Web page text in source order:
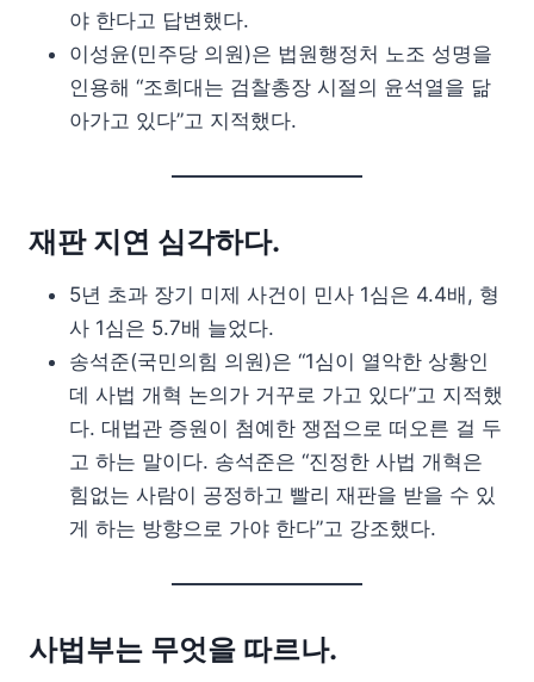
야 한다고 답변했다.
이성윤(민주당 의원)은 법원행정처 노조 성명을
인용해 “조희대는 검찰총장 시절의 윤석열을 닮
아가고 있다”고 지적했다.
재판 지연 심각하다.
5년 초과 장기 미제 사건이 민사 1심은 4.4배, 형
사 1심은 5.7배 늘었다.
송석준(국민의힘 의원)은 “1심이 열악한 상황인
데 사법 개혁 논의가 거꾸로 가고 있다”고 지적했
다. 대법관 증원이 첨예한 쟁점으로 떠오른 걸 두
고 하는 말이다. 송석준은 “진정한 사법 개혁은
힘없는 사람이 공정하고 빨리 재판을 받을 수 있
게 하는 방향으로 가야 한다”고 강조했다.
사법부는 무엇을 따르나.